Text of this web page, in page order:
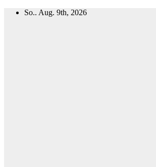
Zum
So.. Aug. 9th, 2026